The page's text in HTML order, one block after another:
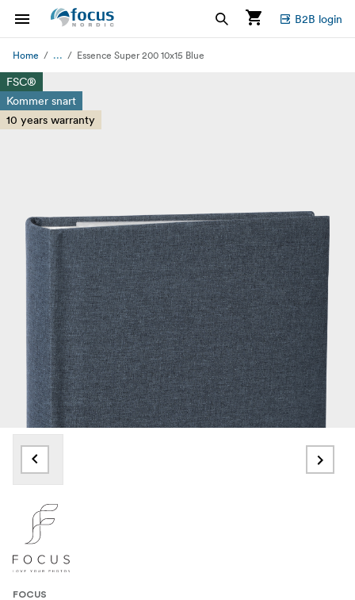
B2B login
Home ... Essence Super 200 10x15 Blue
FSC®
Kommer snart
10 years warranty
FOCUS